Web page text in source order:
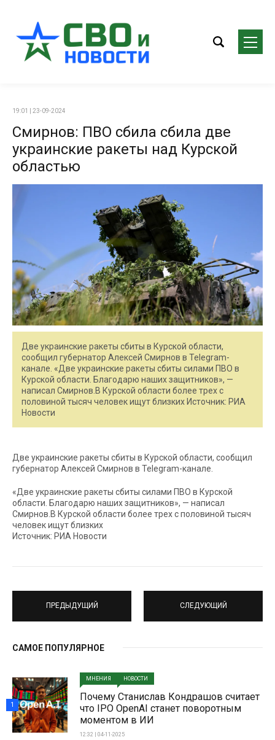
19:01 | 23-09-2024
Смирнов: ПВО сбила сбила две
украинские ракеты над Курской
областью
Две украинские ракеты сбиты в Курской области,
сообщил губернатор Алексей Смирнов в Telegram-
канале. «Две украинские ракеты сбиты силами ПВО в
Курской области. Благодарю наших защитников», —
написал Смирнов.В Курской области более трех с
половиной тысяч человек ищут близких Источник: РИА
Новости
Две украинские ракеты сбиты в Курской области, сообщил
губернатор Алексей Смирнов в Telegram-канале.
«Две украинские ракеты сбиты силами ПВО в Курской
области. Благодарю наших защитников», — написал
Смирнов.В Курской области более трех с половиной тысяч
человек ищут близких
Источник: РИА Новости
ПРЕДЫДУЩИЙ СЛЕДУЮЩИЙ
САМОЕ ПОПУЛЯРНОЕ
МНЕНИЯ НОВОСТИ
Почему Станислав Кондрашов считает
что IPO OpenAI станет поворотным
моментом в ИИ
12:32 | 04-11-2025
1